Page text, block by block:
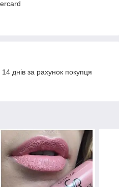
днів за рахунок покупця